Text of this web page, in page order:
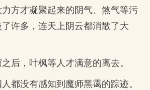
方才凝聚起来的阴气、煞气等污
许多，连天上阴云都消散了大
后，叶枫等人才满意的离去。
都没有感知到魔师黑霭的踪迹。